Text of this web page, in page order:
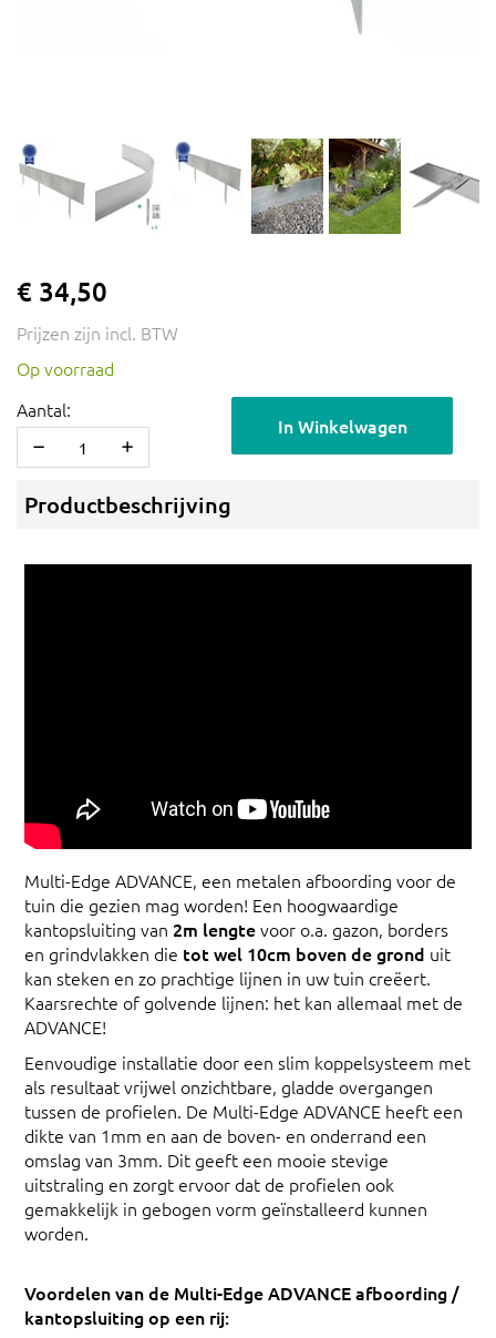
€ 34,50
Prijzen zijn incl. BTW
Op voorraad
Aantal:
In Winkelwagen
Productbeschrijving
Multi-Edge ADVANCE, een metalen afboording voor de
tuin die gezien mag worden! Een hoogwaardige
kantopsluiting van 2m lengtevoor o.a. gazon, borders
en grindvlakken die tot wel 10cm boven de grond uit
kan steken en zo prachtige lijnen in uw tuin creëert.
Kaarsrechte of golvende lijnen: het kan allemaal met de
ADVANCE!
Eenvoudige installatie door een slim koppelsysteem met
als resultaat vrijwel onzichtbare, gladde overgangen
tussen de profielen. De Multi-Edge ADVANCE heeft een
dikte van 1mm en aan de boven- en onderrand een
omslag van 3mm. Dit geeft een mooie stevige
uitstraling en zorgt ervoor dat de profielen ook
gemakkelijk in gebogen vorm geïnstalleerd kunnen
worden.
Voordelen van de Multi-Edge ADVANCE afboording /
kantopsluiting op een rij: